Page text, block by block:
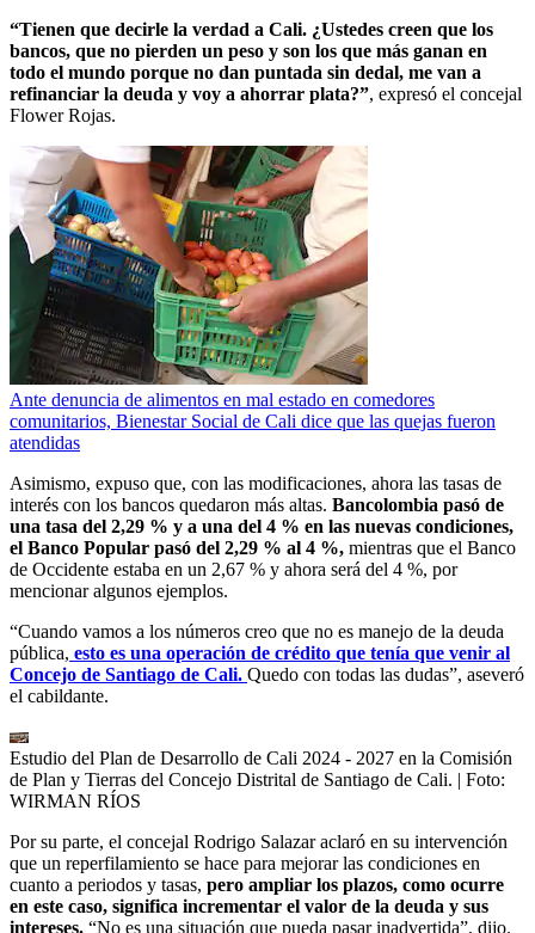
“Tienen que decirle la verdad a Cali. ¿Ustedes creen que los
bancos, que no pierden un peso y son los que más ganan en
todo el mundo porque no dan puntada sin dedal, me van a
refinanciar la deuda y voy a ahorrar plata?”, expresó el concejal
Flower Rojas.
Ante denuncia de alimentos en mal estado en comedores
comunitarios, Bienestar Social de Cali dice que las quejas fueron
atendidas
Asimismo, expuso que, con las modificaciones, ahora las tasas de
interés con los bancos quedaron más altas. Bancolombia pasó de
una tasa del 2,29 % y a una del 4 % en las nuevas condiciones,
el Banco Popular pasó del 2,29 % al 4 %, mientras que el Banco
de Occidente estaba en un 2,67 % y ahora será del 4 %, por
mencionar algunos ejemplos.
“Cuando vamos a los números creo que no es manejo de la deuda
pública, esto es una operación de crédito que tenía que venir al
Concejo de Santiago de Cali. Quedo con todas las dudas”, aseveró
el cabildante.
Estudio del Plan de Desarrollo de Cali 2024 - 2027 en la Comisión
de Plan y Tierras del Concejo Distrital de Santiago de Cali. | Foto:
WIRMAN RÍOS
Por su parte, el concejal Rodrigo Salazar aclaró en su intervención
que un reperfilamiento se hace para mejorar las condiciones en
cuanto a periodos y tasas, pero ampliar los plazos, como ocurre
en este caso, significa incrementar el valor de la deuda y sus
intereses. “No es una situación que pueda pasar inadvertida”, dijo.